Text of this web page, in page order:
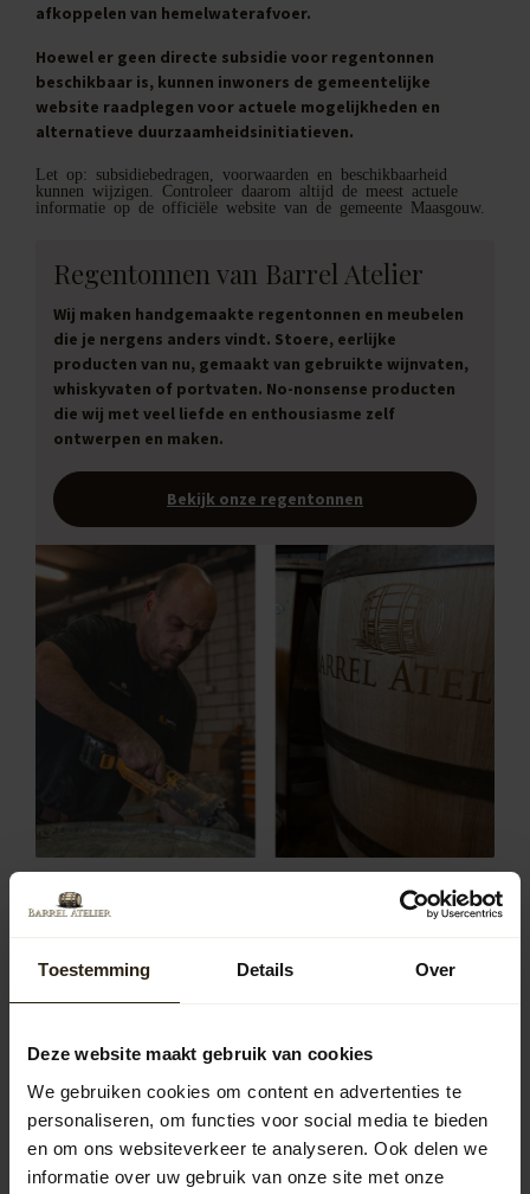
Toestemming Details Over
Deze website maakt gebruik van cookies
We gebruiken cookies om content en advertenties te
personaliseren, om functies voor social media te bieden
en om ons websiteverkeer te analyseren. Ook delen we
informatie over uw gebruik van onze site met onze
afkoppelen van hemelwaterafvoer.
Hoewel er geen directe subsidie voor regentonnen
beschikbaar is, kunnen inwoners de gemeentelijke
website raadplegen voor actuele mogelijkheden en
alternatieve duurzaamheidsinitiatieven.
Let op: subsidiebedragen, voorwaarden en beschikbaarheid
kunnen wijzigen. Controleer daarom altijd de meest actuele
informatie op de officiële website van de gemeente Maasgouw.
Regentonnen van Barrel Atelier
Wij maken handgemaakte regentonnen en meubelen
die je nergens anders vindt. Stoere, eerlijke
producten van nu, gemaakt van gebruikte wijnvaten,
whiskyvaten of portvaten. No-nonsense producten
die wij met veel liefde en enthousiasme zelf
ontwerpen en maken.
Bekijk onze regentonnen
Populaire soorten regentonnen in
In Maasgouw zijn regentonnen van hout, zink en kunststof
populair. Houten tonnen bieden een authentieke
en kunststof tonnen zijn licht en onderhoudsvriendelijk.
De keuze hangt af van persoonlijke voorkeur en de stijl
van je tuin.
Houten regentonnen
De houten regentonnen van Barrel Atelier zijn vervaardigd